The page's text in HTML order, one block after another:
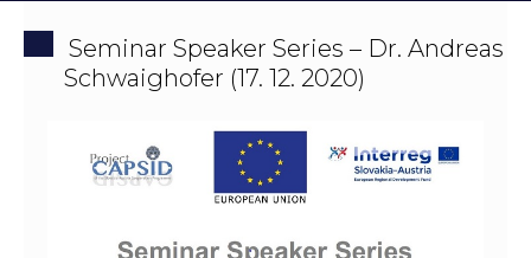
Seminar Speaker Series – Dr. Andreas
Schwaighofer (17. 12. 2020)